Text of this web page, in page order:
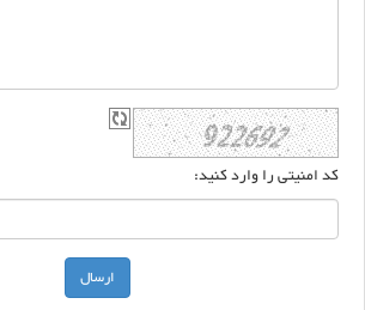
کد امنیتی را وارد کنید: